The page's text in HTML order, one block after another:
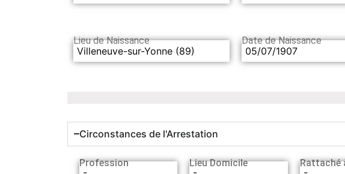
Lieu de Naissance
Villeneuve-sur-Yonne (89)
Date de Naissance
05/07/1907
Circonstances de l'Arrestation
Profession Lieu Domicile Rattaché